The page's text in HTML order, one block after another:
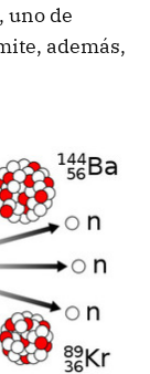
uno de
además,